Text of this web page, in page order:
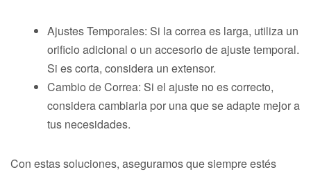
Ajustes Temporales: Si la correa es larga, utiliza un
orificio adicional o un accesorio de ajuste temporal.
Si es corta, considera un extensor.
Cambio de Correa: Si el ajuste no es correcto,
considera cambiarla por una que se adapte mejor a
tus necesidades.
Con estas soluciones, aseguramos que siempre estés